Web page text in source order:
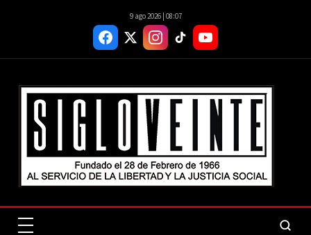
9 ago 2026 | 08:07